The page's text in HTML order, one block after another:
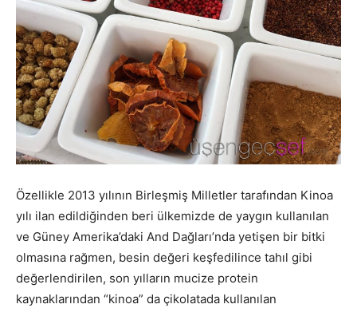
Özellikle 2013 yılının Birleşmiş Milletler tarafından Kinoa
yılı ilan edildiğinden beri ülkemizde de yaygın kullanılan
ve Güney Amerika’daki And Dağları’nda yetişen bir bitki
olmasına rağmen, besin değeri keşfedilince tahıl gibi
değerlendirilen, son yılların mucize protein
kaynaklarından “kinoa” da çikolatada kullanılan